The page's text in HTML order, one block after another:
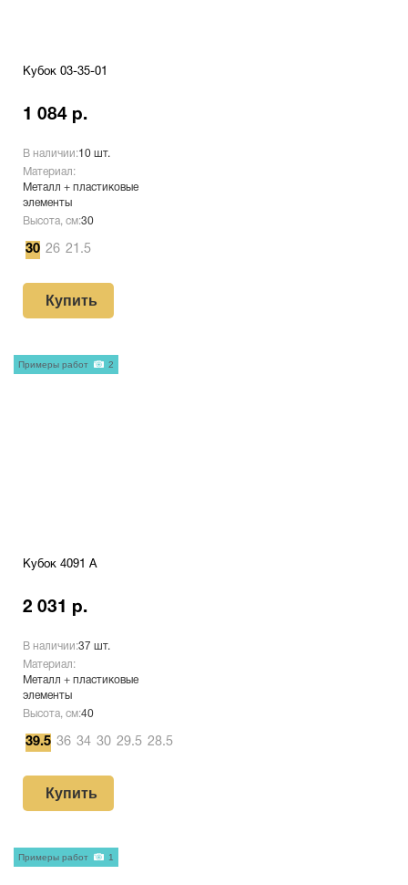
Кубок 03-35-01
1 084 р.
В наличии:10 шт.
Материал:
Металл + пластиковые
элементы
Высота, см:30
30 26 21.5
Купить
Кубок 4091 A
2 031 р.
В наличии:37 шт.
Материал:
Металл + пластиковые
элементы
Высота, см:40
39.5 36 34 30 29.5 28.5
Купить
Примеры работ 2
Примеры работ 1